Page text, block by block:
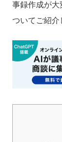
事録作成が大
ついてご紹介